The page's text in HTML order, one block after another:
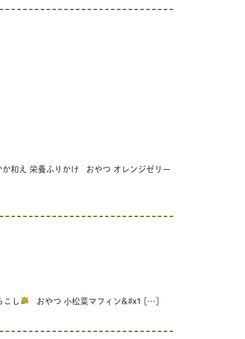
和え 栄養ふりかけ おやつ オレンジゼリー
こし おやつ 小松菜マフィン&#x1 […]